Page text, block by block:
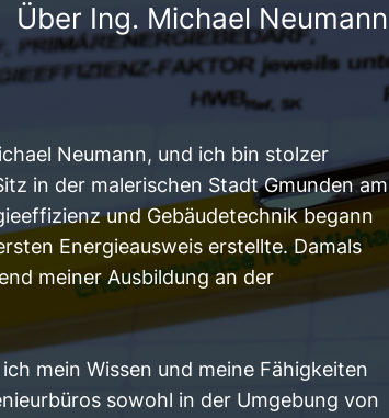
Über Ing. Michael Neumann
Neumann, und ich bin stolzer
in der malerischen Stadt Gmunden am
und Gebäudetechnik begann
Energieausweis erstellte. Damals
meiner Ausbildung an der
mein Wissen und meine Fähigkeiten
sowohl in der Umgebung von